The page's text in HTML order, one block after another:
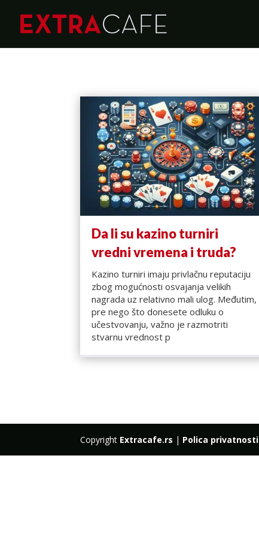
Da li su kazino turniri
vredni vremena i truda?
Kazino turniri imaju privlačnu reputaciju
zbog mogućnosti osvajanja velikih
nagrada uz relativno mali ulog. Međutim,
pre nego što donesete odluku o
učestvovanju, važno je razmotriti
stvarnu vrednost p
Copyright Extracafe.rs | Polica privatnosti